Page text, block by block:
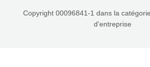
Copyright 00096841-1 dans la
d'entreprise